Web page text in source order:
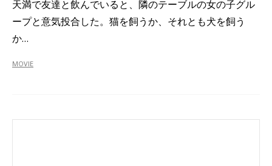
天満で友達と飲んでいると、隣のテーブルの女の子グル
ープと意気投合した。猫を飼うか、それとも犬を飼う
か…
MOVIE